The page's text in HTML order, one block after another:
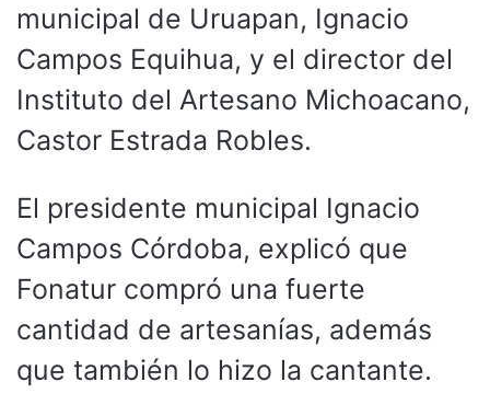
municipal de Uruapan, Ignacio
Campos Equihua, y el director del
Instituto del Artesano Michoacano,
Castor Estrada Robles.
El presidente municipal Ignacio
Campos Córdoba, explicó que
Fonatur compró una fuerte
cantidad de artesanías, además
que también lo hizo la cantante.